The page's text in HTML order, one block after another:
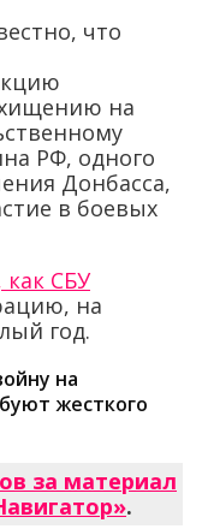
что
на
РФ, одного
Донбасса,
в боевых
как СБУ
на
год.
на
жесткого
за материал
.